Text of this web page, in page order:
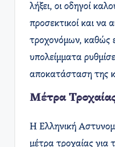
λήξει, οι οδηγοί
προσεκτικοί και να
τροχονόμων, καθώς
υπολείμματα
αποκατάσταση της
Μέτρα
Η Ελληνική
μέτρα τροχαίας για